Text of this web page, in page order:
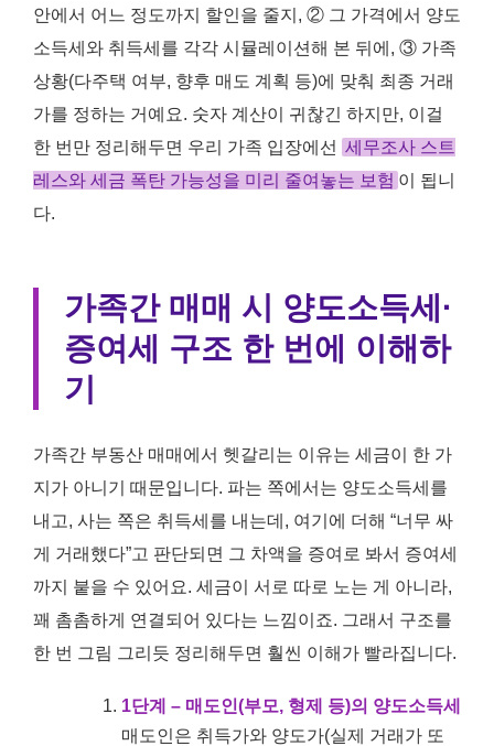
안에서 어느 정도까지 할인을 줄지, ② 그 가격에서 양도
소득세와 취득세를 각각 시뮬레이션해 본 뒤에, ③ 가족
상황(다주택 여부, 향후 매도 계획 등)에 맞춰 최종 거래
가를 정하는 거예요. 숫자 계산이 귀찮긴 하지만, 이걸
한 번만 정리해두면 우리 가족 입장에선 세무조사 스트
레스와 세금 폭탄 가능성을 미리 줄여놓는 보험 이 됩니
다.
가족간 매매 시 양도소득세·
증여세 구조 한 번에 이해하
기
가족간 부동산 매매에서 헷갈리는 이유는 세금이 한 가
지가 아니기 때문입니다. 파는 쪽에서는 양도소득세를
내고, 사는 쪽은 취득세를 내는데, 여기에 더해 “너무 싸
게 거래했다”고 판단되면 그 차액을 증여로 봐서 증여세
까지 붙을 수 있어요. 세금이 서로 따로 노는 게 아니라,
꽤 촘촘하게 연결되어 있다는 느낌이죠. 그래서 구조를
한 번 그림 그리듯 정리해두면 훨씬 이해가 빨라집니다.
1단계 – 매도인(부모, 형제 등)의 양도소득세
매도인은 취득가와 양도가(실제 거래가 또